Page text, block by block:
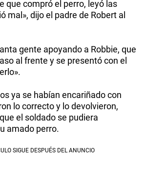
que compró el perro, leyó las
mal», dijo el padre de Robert al
gente apoyando a Robbie, que
al frente y se presentó con el
ya se habían encariñado con
lo correcto y lo devolvieron,
el soldado se pudiera
amado perro.